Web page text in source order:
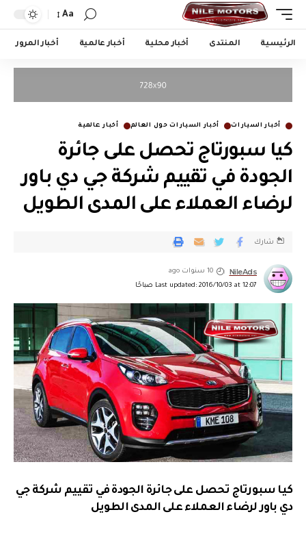
Aa
الرئيسية المنتدى أخبار محلية أخبار عالمية أخبار المرور
أخبار السيارات أخبار السيارات حول العالم أخبار عالمية
كيا سبورتاج تحصل على جائرة
الجودة في تقييم شركة جي دي باور
لرضاء العملاء على المدى الطويل
Last updated: 2016/10/03 at 12:07 صباحًا
NileAds 10 سنوات ago
شارك
كيا سبورتاج تحصل على جائرة الجودة في تقييم شركة جي
دي باور لرضاء العملاء على المدى الطويل